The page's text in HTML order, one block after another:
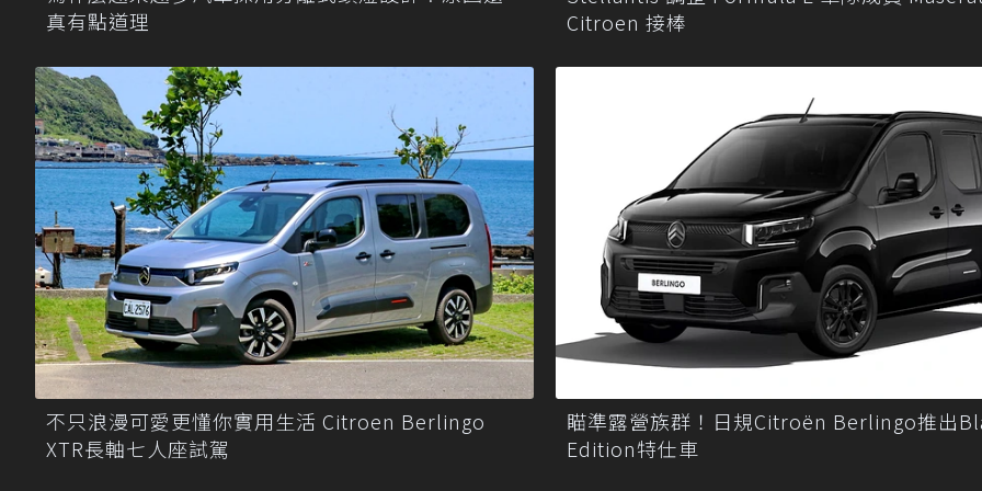
真有點道理
Citroen 接棒
不只浪漫可愛更懂你實用生活 Citroen Berlingo
XTR長軸七人座試駕
瞄準露營族群！日規Citroën Berlingo推出
Edition特仕車